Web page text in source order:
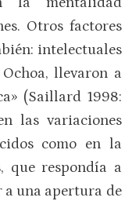
Otros factores
intelectuales
llevaron a
(Saillard 1998:
las variaciones
como en la
que respondía a
una apertura de